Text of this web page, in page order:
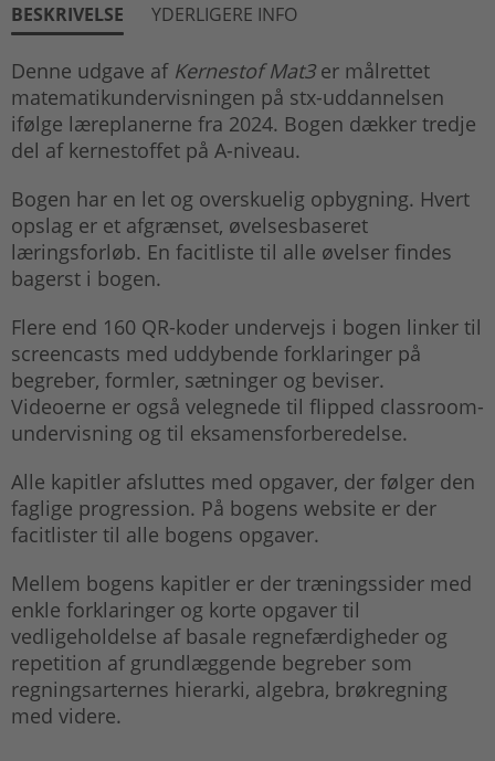
BESKRIVELSE YDERLIGERE INFO
Denne udgave af Kernestof Mat3er målrettet
matematikundervisningen på stx-uddannelsen
ifølge læreplanerne fra 2024. Bogen dækker tredje
del af kernestoffet på A-niveau.
Bogen har en let og overskuelig opbygning. Hvert
opslag er et afgrænset, øvelsesbaseret
læringsforløb. En facitliste til alle øvelser findes
bagerst i bogen.
Flere end 160 QR-koder undervejs i bogen linker til
screencasts med uddybende forklaringer på
begreber, formler, sætninger og beviser.
Videoerne er også velegnede til flipped classroom-
undervisning og til eksamensforberedelse.
Alle kapitler afsluttes med opgaver, der følger den
faglige progression. På bogens website er der
facitlister til alle bogens opgaver.
Mellem bogens kapitler er der træningssider med
enkle forklaringer og korte opgaver til
vedligeholdelse af basale regnefærdigheder og
repetition af grundlæggende begreber som
regningsarternes hierarki, algebra, brøkregning
med videre.